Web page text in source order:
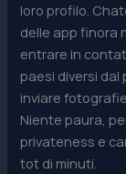
loro profilo.
delle app finora
entrare in
paesi diversi dal
inviare
Niente paura,
privateness e
tot di minuti.